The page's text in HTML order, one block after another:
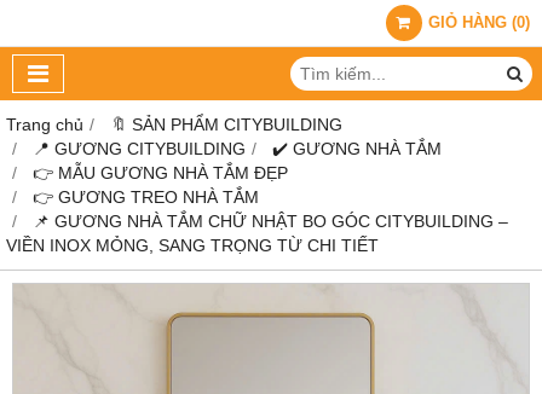
GIỎ HÀNG (0)
Trang chủ
🔖 SẢN PHẨM CITYBUILDING
📍 GƯƠNG CITYBUILDING
✔️ GƯƠNG NHÀ TẮM
👉 MẪU GƯƠNG NHÀ TẮM ĐẸP
👉 GƯƠNG TREO NHÀ TẮM
📌 GƯƠNG NHÀ TẮM CHỮ NHẬT BO GÓC CITYBUILDING –
VIỀN INOX MỎNG, SANG TRỌNG TỪ CHI TIẾT